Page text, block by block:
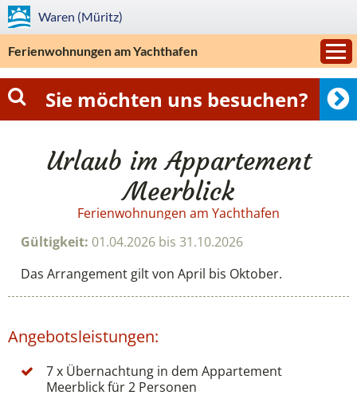
Waren (Müritz)
Ferienwohnungen am Yachthafen
Sie möchten uns besuchen?
Urlaub im Appartement
Meerblick
Ferienwohnungen am Yachthafen
Gültigkeit: 01.04.2026 bis 31.10.2026
Das Arrangement gilt von April bis Oktober.
Angebotsleistungen:
7 x Übernachtung in dem Appartement
Meerblick für 2 Personen